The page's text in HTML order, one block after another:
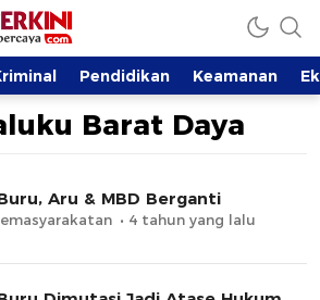
dan Terpercaya
Pendidikan Keamanan
Barat Daya
Aru & MBD Berganti
4 tahun yang lalu